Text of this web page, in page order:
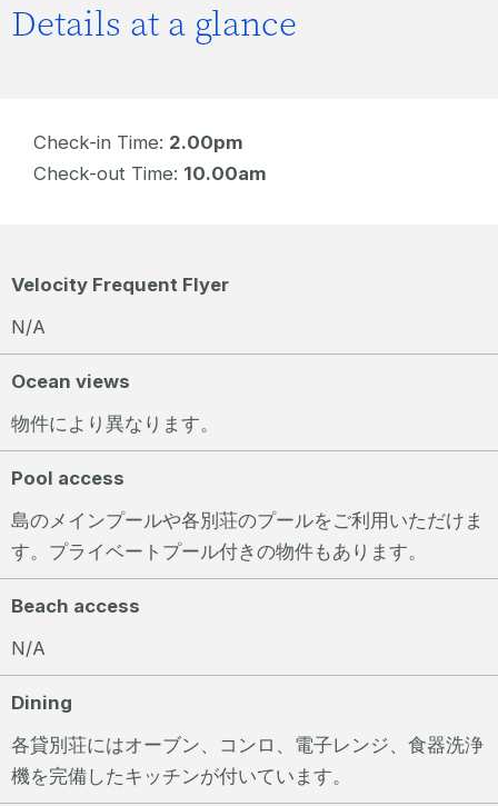
Details at a glance
Check-in Time: 2.00pm
Check-out Time: 10.00am
Velocity Frequent Flyer
N/A
Ocean views
物件により異なります。
Pool access
島のメインプールや各別荘のプールをご利用いただけま
す。プライベートプール付きの物件もあります。
Beach access
N/A
Dining
各貸別荘にはオーブン、コンロ、電子レンジ、食器洗浄
機を完備したキッチンが付いています。